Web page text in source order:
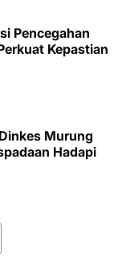
Pencegahan
Kepastian
Murung
Hadapi